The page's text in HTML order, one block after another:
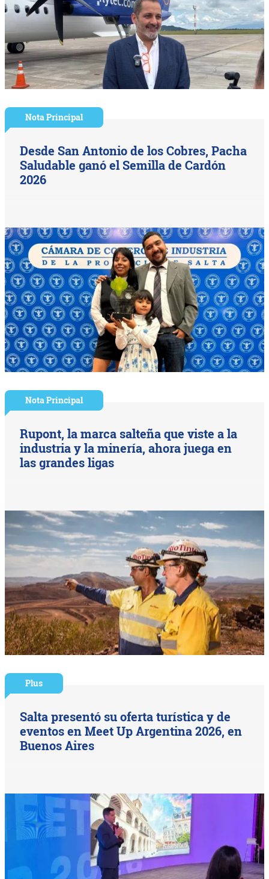
Nota Principal
Desde San Antonio de los Cobres, Pacha
Saludable ganó el Semilla de Cardón
2026
Nota Principal
Rupont, la marca salteña que viste a la
industria y la minería, ahora juega en
las grandes ligas
Plus
Salta presentó su oferta turística y de
eventos en Meet Up Argentina 2026, en
Buenos Aires